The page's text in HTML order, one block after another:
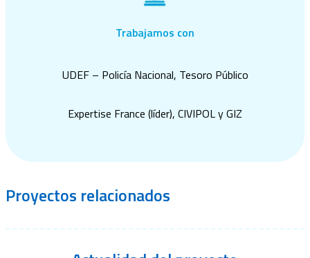
Trabajamos con
UDEF – Policía Nacional, Tesoro Público
Expertise France (líder), CIVIPOLyGIZ
Proyectos relacionados